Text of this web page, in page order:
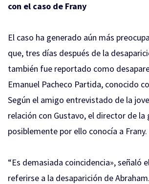
con el caso de Frany
El caso ha generado aún más
que, tres días después de la
también fue reportado como
Emanuel Pacheco Partida, conocido
Según el amigo entrevistado de la
relación con Gustavo, el director de la
posiblemente por ello conocía a Frany.
“Es demasiada coincidencia», señaló
referirse a la desaparición de